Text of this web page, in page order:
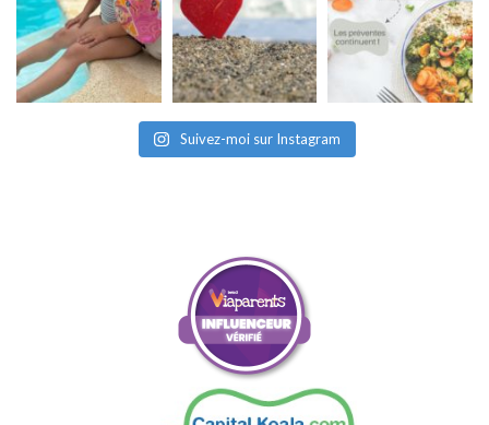
Suivez-moi sur Instagram